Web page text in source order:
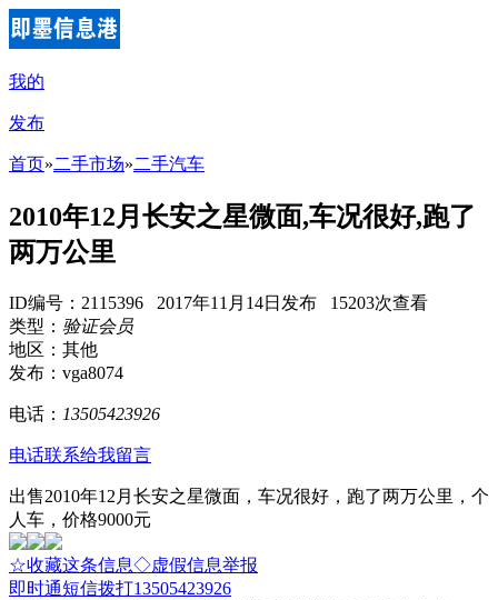
我的
发布
首页»二手市场»二手汽车
2010年12月长安之星微面,车况很好,跑了
两万公里
ID编号：2115396 2017年11月14日发布 15203次查看
类型： 验证会员
地区：其他
发布：vga8074
电话： 13505423926
电话联系给我留言
出售2010年12月长安之星微面，车况很好，跑了两万公里，个
人车，价格9000元
☆收藏这条信息◇虚假信息举报
即时通短信拨打13505423926